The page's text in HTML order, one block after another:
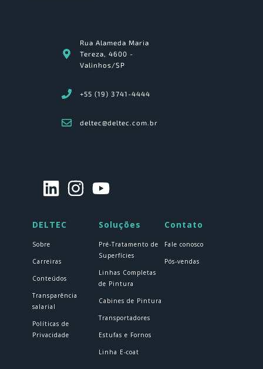
Rua Alameda Maria
Tereza, 4600 -
Valinhos/SP
+55 (19) 3741-4444
deltec@deltec.com.br
DELTEC Soluções Contato
Sobre
Carreiras
Conteúdos
Transparência
salarial
Políticas de
Privacidade
Pré-Tratamento de
Superfícies
Linhas Completas
de Pintura
Cabines de Pintura
Transportadores
Estufas e Fornos
Linha E-coat
Fale conosco
Pós-vendas